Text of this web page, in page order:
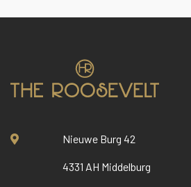
Nieuwe Burg 42
4331 AH Middelburg